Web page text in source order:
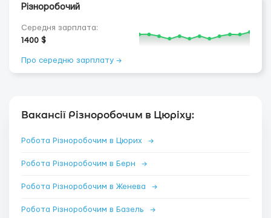
Різноробочий
Середня зарплата:
1400 $
Про середню зарплату →
Вакансії Різноробочим в Цюріху:
Робота Різноробочим в Цюрих →
Робота Різноробочим в Берн →
Робота Різноробочим в Женева →
Робота Різноробочим в Базель →